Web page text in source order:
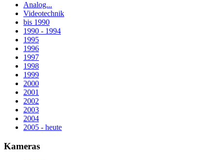
Analog...
Videotechnik
bis 1990
1990 - 1994
1995
1996
1997
1998
1999
2000
2001
2002
2003
2004
2005 - heute
Kameras